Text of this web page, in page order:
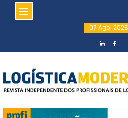
content
07 Ago, 2026